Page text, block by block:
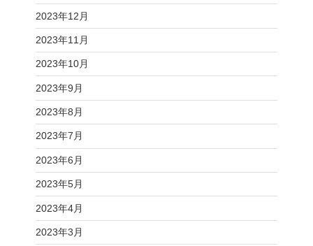
2023年12月
2023年11月
2023年10月
2023年9月
2023年8月
2023年7月
2023年6月
2023年5月
2023年4月
2023年3月